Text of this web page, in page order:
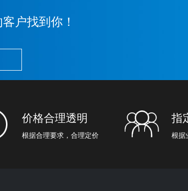
户找到你！
价格合理透明
根据合理要求，合理定价
指
根据